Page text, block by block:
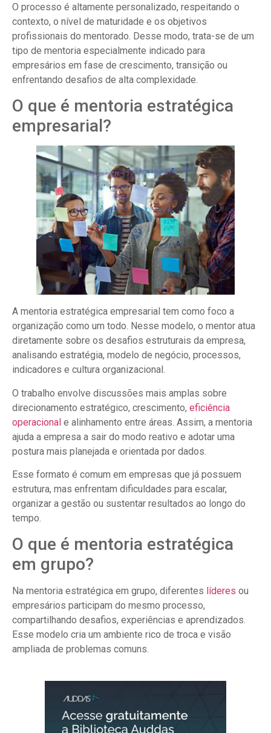
O processo é altamente personalizado, respeitando o
contexto, o nível de maturidade e os objetivos
profissionais do mentorado. Desse modo, trata-se de um
tipo de mentoria especialmente indicado para
empresários em fase de crescimento, transição ou
enfrentando desafios de alta complexidade.
O que é mentoria estratégica
empresarial?
A mentoria estratégica empresarial tem como foco a
organização como um todo. Nesse modelo, o mentor atua
diretamente sobre os desafios estruturais da empresa,
analisando estratégia, modelo de negócio, processos,
indicadores e cultura organizacional.
O trabalho envolve discussões mais amplas sobre
direcionamento estratégico, crescimento, eficiência
operacional e alinhamento entre áreas. Assim, a mentoria
ajuda a empresa a sair do modo reativo e adotar uma
postura mais planejada e orientada por dados.
Esse formato é comum em empresas que já possuem
estrutura, mas enfrentam dificuldades para escalar,
organizar a gestão ou sustentar resultados ao longo do
tempo.
O que é mentoria estratégica
em grupo?
Na mentoria estratégica em grupo, diferentes líderes ou
empresários participam do mesmo processo,
compartilhando desafios, experiências e aprendizados.
Esse modelo cria um ambiente rico de troca e visão
ampliada de problemas comuns.